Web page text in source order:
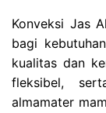
Konveksi Jas
bagi
kualitas dan
fleksibel,
almamater